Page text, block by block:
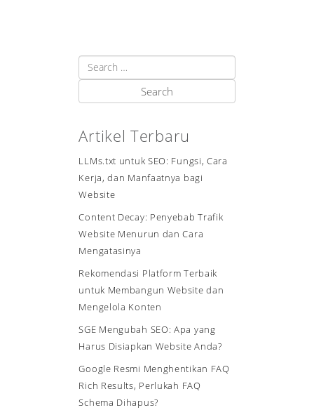
Artikel Terbaru
LLMs.txt untuk SEO: Fungsi, Cara
Kerja, dan Manfaatnya bagi
Website
Content Decay: Penyebab Trafik
Website Menurun dan Cara
Mengatasinya
Rekomendasi Platform Terbaik
untuk Membangun Website dan
Mengelola Konten
SGE Mengubah SEO: Apa yang
Harus Disiapkan Website Anda?
Google Resmi Menghentikan FAQ
Rich Results, Perlukah FAQ
Schema Dihapus?